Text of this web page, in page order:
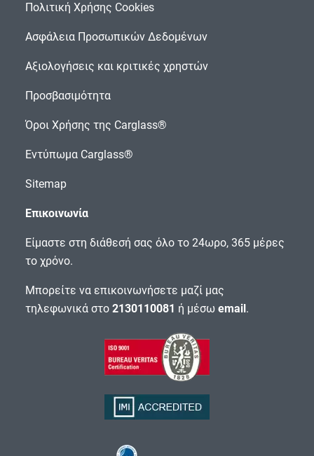
Πολιτική Χρήσης Cookies
Ασφάλεια Προσωπικών Δεδομένων
Αξιολογήσεις και κριτικές χρηστών
Προσβασιμότητα
Όροι Χρήσης της Carglass®
Εντύπωμα Carglass®
Sitemap
Επικοινωνία
Είμαστε στη διάθεσή σας όλο το 24ωρο, 365 μέρες
το χρόνο.
Μπορείτε να επικοινωνήσετε μαζί μας
τηλεφωνικά στο 2130110081 ή μέσω email.